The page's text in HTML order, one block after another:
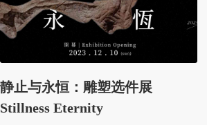
静止与永恒：雕塑选件展
Stillness Eternity